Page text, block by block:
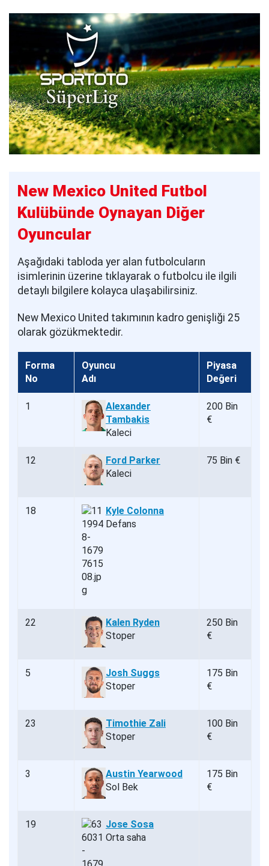
New Mexico United Futbol
Kulübünde Oynayan Diğer
Oyuncular
Aşağıdaki tabloda yer alan futbolcuların
isimlerinin üzerine tıklayarak o futbolcu ile ilgili
detaylı bilgilere kolayca ulaşabilirsiniz.
New Mexico United takımının kadro genişliği 25
olarak gözükmektedir.
Forma
No
Oyuncu
Adı
Piyasa
Değeri
1
Alexander
Tambakis
Kaleci
200 Bin
€
12
Ford Parker
Kaleci
75 Bin €
18
Kyle Colonna
Defans
22
Kalen Ryden
Stoper
250 Bin
€
5
Josh Suggs
Stoper
175 Bin
€
23
Timothie Zali
Stoper
100 Bin
€
3
Austin Yearwood
Sol Bek
175 Bin
€
19
Jose Sosa
Orta saha